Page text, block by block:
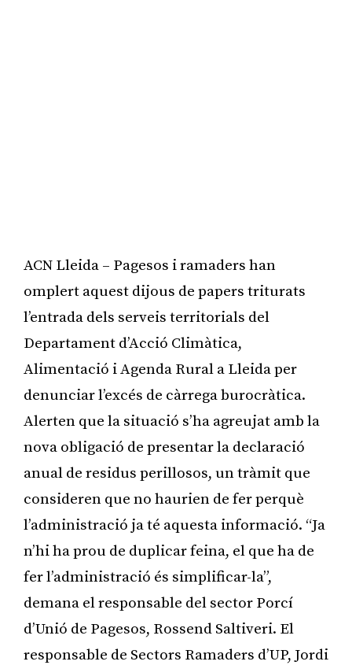
ACN Lleida – Pagesos i ramaders han
omplert aquest dijous de papers triturats
l’entrada dels serveis territorials del
Departament d’Acció Climàtica,
Alimentació i Agenda Rural a Lleida per
denunciar l’excés de càrrega burocràtica.
Alerten que la situació s’ha agreujat amb la
nova obligació de presentar la declaració
anual de residus perillosos, un tràmit que
consideren que no haurien de fer perquè
l’administració ja té aquesta informació. “Ja
n’hi ha prou de duplicar feina, el que ha de
fer l’administració és simplificar-la”,
demana el responsable del sector Porcí
d’Unió de Pagesos, Rossend Saltiveri. El
responsable de Sectors Ramaders d’UP, Jordi